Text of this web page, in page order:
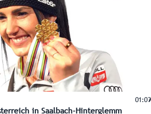
sprechen für sich.
01:09
in Saalbach-Hinterglemm